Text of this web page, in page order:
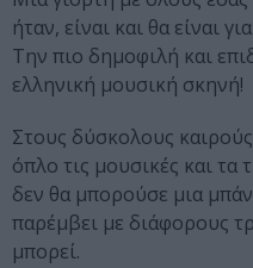
ήταν, είναι και θα είναι
Την πιο δημοφιλή και
ελληνική μουσική σκηνή!
Στους δύσκολους
όπλο τις μουσικές και
δεν θα μπορούσε μια
παρέμβει με διάφορους
μπορεί.